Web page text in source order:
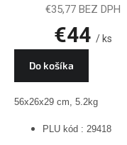
zásuvky, na
náradie, PLU
29418
€35,77 BEZ DPH
€44 / ks
Do košíka
56x26x29 cm, 5.2kg
PLU kód : 29418